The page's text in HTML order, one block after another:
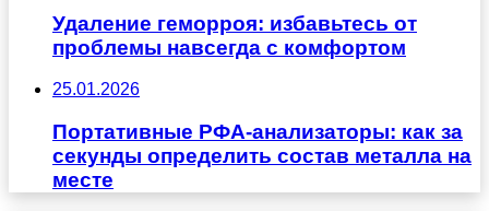
Удаление геморроя: избавьтесь от
проблемы навсегда с комфортом
25.01.2026
Портативные РФА-анализаторы: как за
секунды определить состав металла на
месте